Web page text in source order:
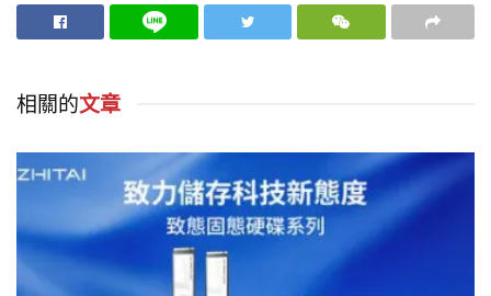
相關的文章